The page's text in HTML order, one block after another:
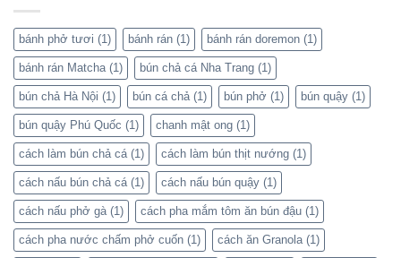
bánh phở tươi (1) bánh rán (1) bánh rán doremon (1)
bánh rán Matcha(1) bún chả cá Nha Trang (1)
bún chả Hà Nội (1) bún cá chả(1) bún phở (1) bún quậy (1)
bún quậy Phú Quốc (1) chanh mật ong (1)
cách làm bún chả cá(1) cách làm bún thịt nướng (1)
cách nấu bún chả cá(1) cách nấu bún quậy (1)
cách nấu phở gà(1) cách pha mắm tôm ăn bún đậu (1)
cách pha nước chấm phở cuốn (1) cách ăn Granola(1)